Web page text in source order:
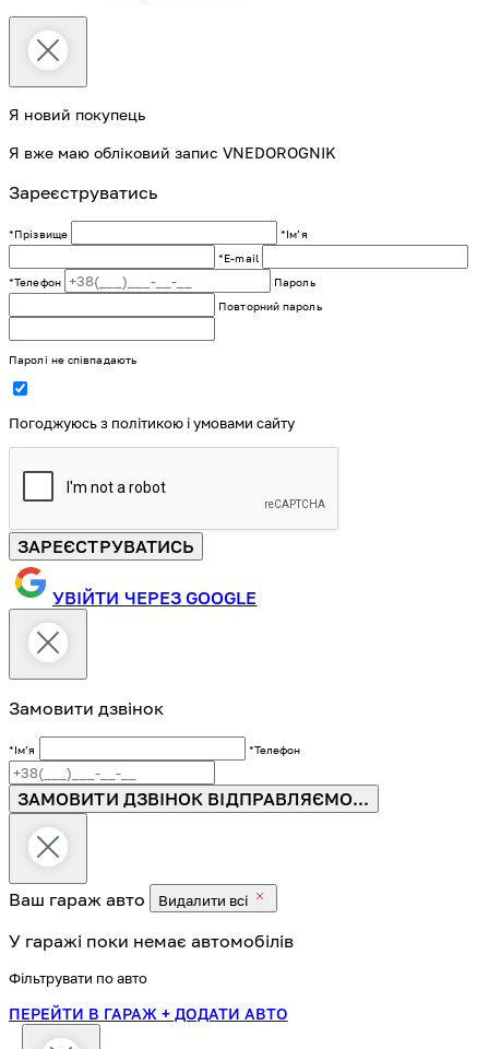
Я новий покупець
Я вже маю обліковий запис VNEDOROGNIK
Зареєструватись
*Прізвище
*Імʼя
*E-mail
*Телефон
Пароль
Повторний пароль
Паролі не співпадають
Погоджуюсь з політикою і умовами сайту
ЗАРЕЄСТРУВАТИСЬ
УВІЙТИ ЧЕРЕЗ GOOGLE
Замовити дзвінок
*Імʼя *Телефон
ЗАМОВИТИ ДЗВІНОК ВІДПРАВЛЯЄМО...
Ваш гараж авто Видалити всі
У гаражі поки немає автомобілів
Фільтрувати по авто
ПЕРЕЙТИ В ГАРАЖ + ДОДАТИ АВТО